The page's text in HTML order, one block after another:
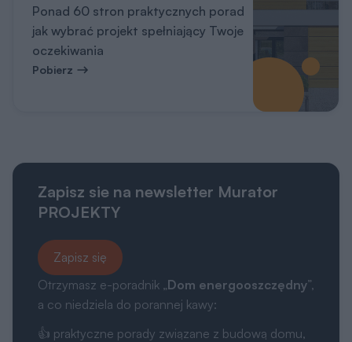
Ponad 60 stron praktycznych porad
jak wybrać projekt spełniający Twoje
oczekiwania
Pobierz
Zapisz sie na newsletter Murator
PROJEKTY
Zapisz się
Otrzymasz e-poradnik „Dom energooszczędny”,
a co niedziela do porannej kawy:
👍 praktyczne porady związane z budową domu,